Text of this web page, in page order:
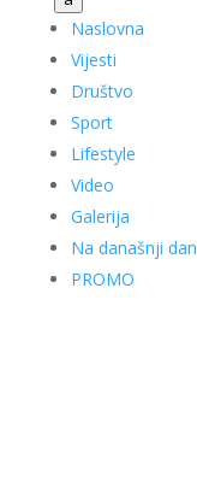
Naslovna
Vijesti
Društvo
Sport
Lifestyle
Video
Galerija
Na današnji dan
PROMO